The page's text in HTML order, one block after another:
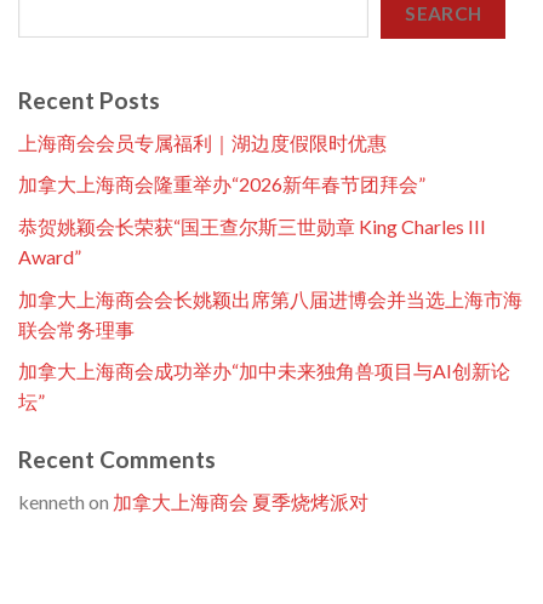
SEARCH
Recent Posts
上海商会会员专属福利｜湖边度假限时优惠
加拿大上海商会隆重举办“2026新年春节团拜会”
恭贺姚颖会长荣获“国王查尔斯三世勋章 King Charles III
Award”
加拿大上海商会会长姚颖出席第八届进博会并当选上海市海
联会常务理事
加拿大上海商会成功举办“加中未来独角兽项目与AI创新论
坛”
Recent Comments
kenneth on 加拿大上海商会 夏季烧烤派对